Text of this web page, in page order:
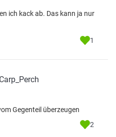
ich kack ab. Das kann ja nur
1
Gegenteil überzeugen
2